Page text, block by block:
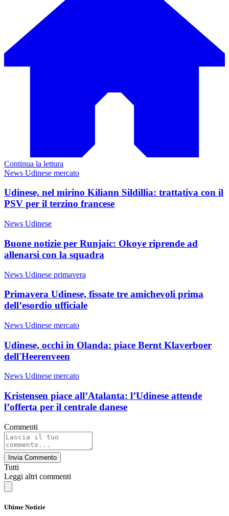
Continua la lettura
News Udinese mercato
Udinese, nel mirino Kiliann Sildillia: trattativa con il
PSV per il terzino francese
News Udinese
Buone notizie per Runjaic: Okoye riprende ad
allenarsi con la squadra
News Udinese primavera
Primavera Udinese, fissate tre amichevoli prima
dell’esordio ufficiale
News Udinese mercato
Udinese, occhi in Olanda: piace Bernt Klaverboer
dell'Heerenveen
News Udinese mercato
Kristensen piace all’Atalanta: l’Udinese attende
l’offerta per il centrale danese
Commenti
Invia Commento
Tutti
Leggi altri commenti
Ultime Notizie